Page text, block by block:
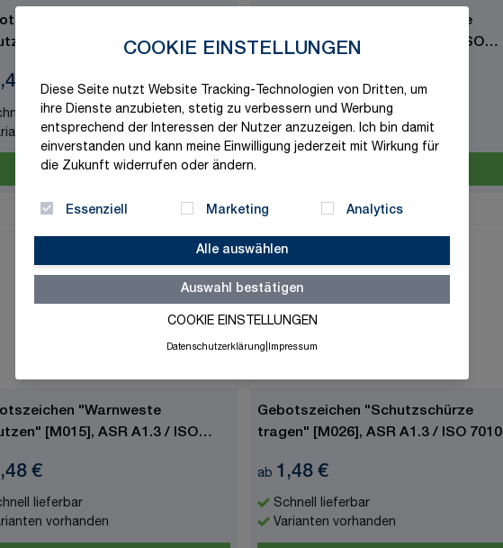
COOKIE EINSTELLUNGEN
Diese Seite nutzt Website Tracking-Technologien von Dritten, um
ihre Dienste anzubieten, stetig zu verbessern und Werbung
entsprechend der Interessen der Nutzer anzuzeigen. Ich bin damit
einverstanden und kann meine Einwilligung jederzeit mit Wirkung für
die Zukunft widerrufen oder ändern.
Essenziell Marketing Analytics
Alle auswählen
Auswahl bestätigen
COOKIE EINSTELLUNGEN
Datenschutzerklärung Impressum
"Kopfschutz
[M014], ASR A1.3 / ISO
€
lieferbar
vorhanden
Zum Produkt
Gebotszeichen "Schweißmaske
benutzen" [M019], ASR A1.3 / ISO
ab1,48 €
Schnell lieferbar
Varianten vorhanden
"Warnweste
[M015], ASR A1.3 / ISO
€
lieferbar
vorhanden
Gebotszeichen "Schutzschürze
tragen" [M026], ASR A1.3 / ISO 7010
ab 1,48 €
Schnell lieferbar
Varianten vorhanden